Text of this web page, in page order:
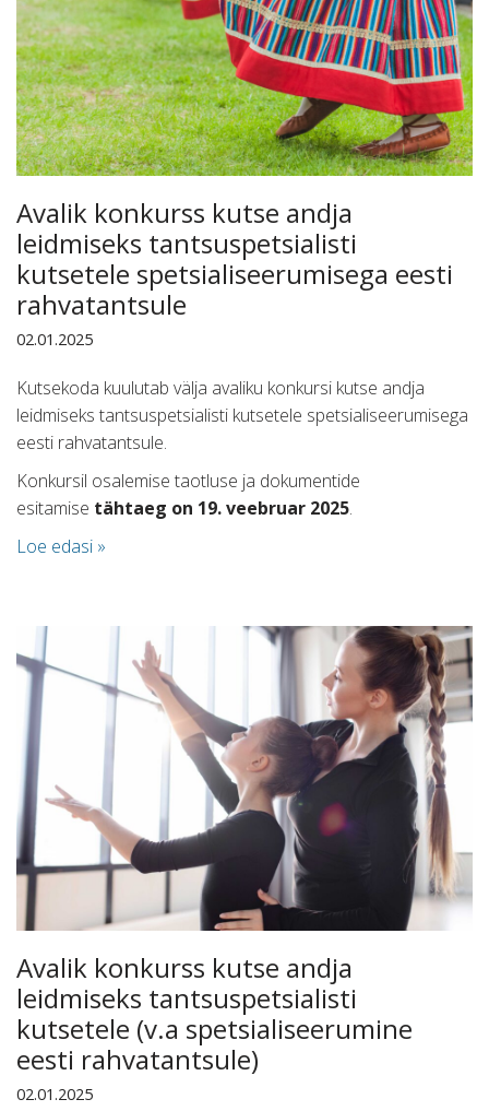
Avalik konkurss kutse andja
leidmiseks tantsuspetsialisti
kutsetele spetsialiseerumisega eesti
rahvatantsule
02.01.2025
Kutsekoda kuulutab välja avaliku konkursi kutse andja
leidmiseks tantsuspetsialisti kutsetele spetsialiseerumisega
eesti rahvatantsule.
Konkursil osalemise taotluse ja dokumentide
esitamise tähtaeg on 19. veebruar 2025.
Loe edasi »
Avalik konkurss kutse andja
leidmiseks tantsuspetsialisti
kutsetele (v.a spetsialiseerumine
eesti rahvatantsule)
02.01.2025